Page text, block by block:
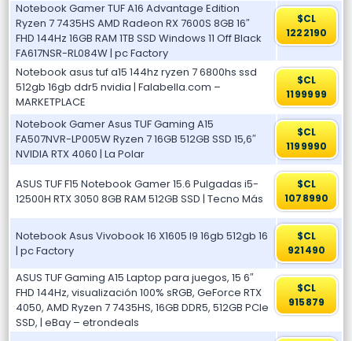
Notebook Gamer TUF A16 Advantage Edition
Ryzen 7 7435HS AMD Radeon RX 7600S 8GB 16″
FHD 144Hz 16GB RAM 1TB SSD Windows 11 Off Black
FA617NSR-RL084W | pc Factory
$CL
1222190
Notebook asus tuf a15 144hz ryzen 7 6800hs ssd
512gb 16gb ddr5 nvidia | Falabella.com –
MARKETPLACE
$CL
1199999
Notebook Gamer Asus TUF Gaming A15
FA507NVR-LP005W Ryzen 7 16GB 512GB SSD 15,6″
NVIDIA RTX 4060 | La Polar
$CL
1199990
ASUS TUF F15 Notebook Gamer 15.6 Pulgadas i5-
12500H RTX 3050 8GB RAM 512GB SSD | Tecno Más
$CL
1078990
Notebook Asus Vivobook 16 X1605 I9 16gb 512gb 16
| pc Factory
$CL
921490
ASUS TUF Gaming A15 Laptop para juegos, 15 6″
FHD 144Hz, visualización 100% sRGB, GeForce RTX
4050, AMD Ryzen 7 7435HS, 16GB DDR5, 512GB PCIe
SSD, | eBay – etrondeals
$CL
915879